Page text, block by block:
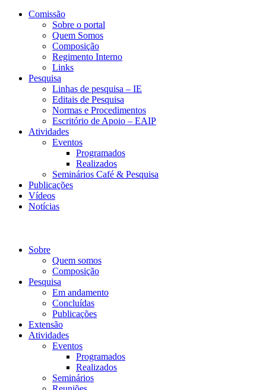
Comissão
Sobre o portal
Quem Somos
Composição
Regimento Interno
Links
Pesquisa
Linhas de pesquisa – IE
Editais de Pesquisa
Normas e Procedimentos
Escritório de Apoio – EAIP
Atividades
Eventos
Programados
Realizados
Seminários Café & Pesquisa
Publicações
Vídeos
Notícias
Sobre
Quem somos
Composição
Pesquisa
Em andamento
Concluídas
Publicações
Extensão
Atividades
Eventos
Programados
Realizados
Seminários